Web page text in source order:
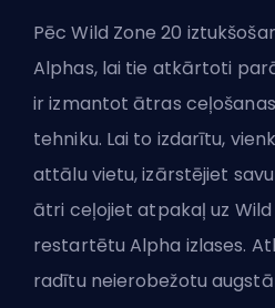
Pēc Wild Zone 20
Alphas, lai tie atkārtoti
ir izmantot ātras
tehniku. Lai to izdarītu,
attālu vietu, izārstējiet
ātri ceļojiet atpakaļ uz Wild
restartētu Alpha izlases.
radītu neierobežotu